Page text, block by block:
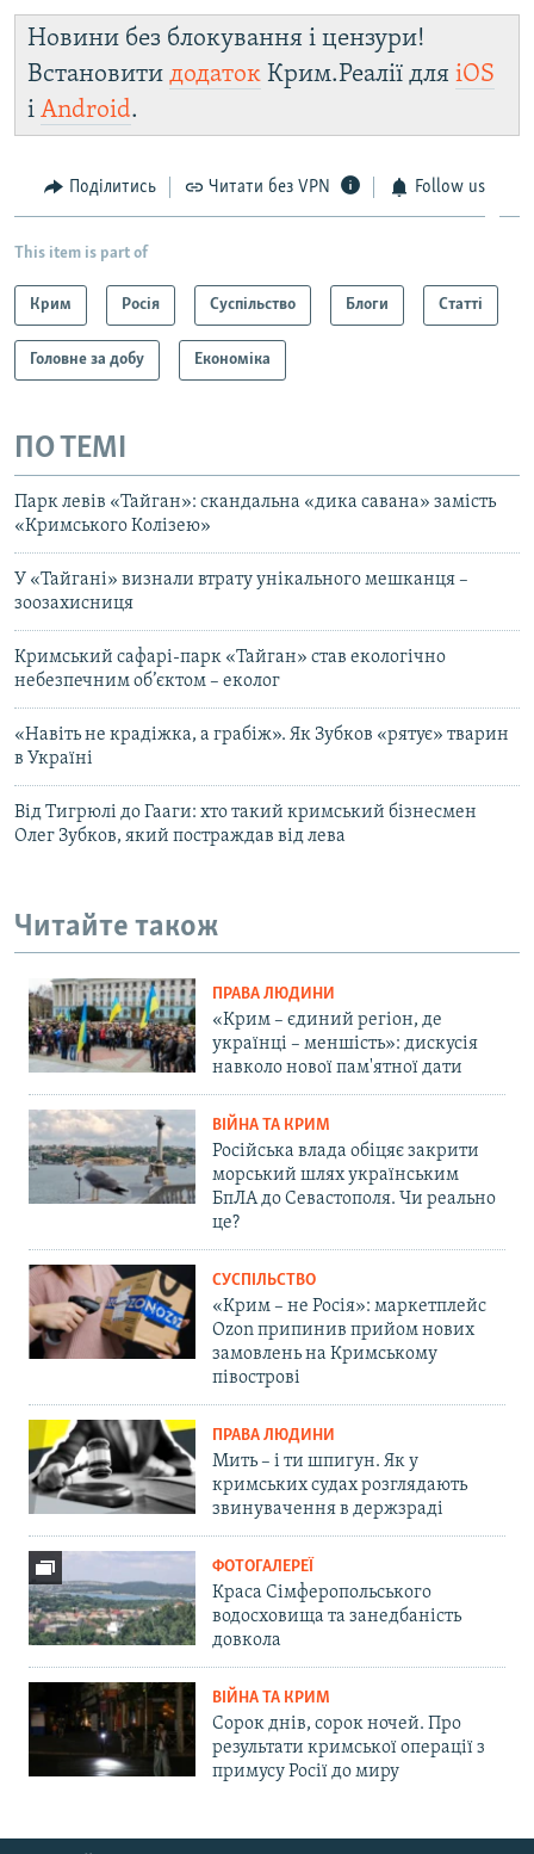
Новини без блокування і цензури!
Встановити додаток Крим.Реалії для iOS
і Android.
Поділитись Читати без VPN Follow us
This item is part of
Крим Росія Суспільство Блоги Статті
Головне за добу Економіка
ПО ТЕМІ
Парк левів «Тайган»: скандальна «дика савана» замість
«Кримського Колізею»
У «Тайгані» визнали втрату унікального мешканця –
зоозахисниця
Кримський сафарі-парк «Тайган» став екологічно
небезпечним об’єктом – еколог
«Навіть не крадіжка, а грабіж». Як Зубков «рятує» тварин
в Україні
Від Тигрюлі до Гааги: хто такий кримський бізнесмен
Олег Зубков, який постраждав від лева
Читайте також
ПРАВА ЛЮДИНИ
«Крим – єдиний регіон, де
українці – меншість»: дискусія
навколо нової пам'ятної дати
ВІЙНА ТА КРИМ
Російська влада обіцяє закрити
морський шлях українським
БпЛА до Севастополя. Чи реально
це?
СУСПІЛЬСТВО
«Крим – не Росія»: маркетплейс
Ozon припинив прийом нових
замовлень на Кримському
півострові
ПРАВА ЛЮДИНИ
Мить – і ти шпигун. Як у
кримських судах розглядають
звинувачення в держзраді
ФОТОГАЛЕРЕЇ
Краса Сімферопольського
водосховища та занедбаність
довкола
ВІЙНА ТА КРИМ
Сорок днів, сорок ночей. Про
результати кримської операції з
примусу Росії до миру